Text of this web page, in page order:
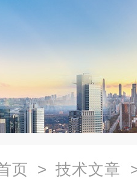
页 > 技术文章